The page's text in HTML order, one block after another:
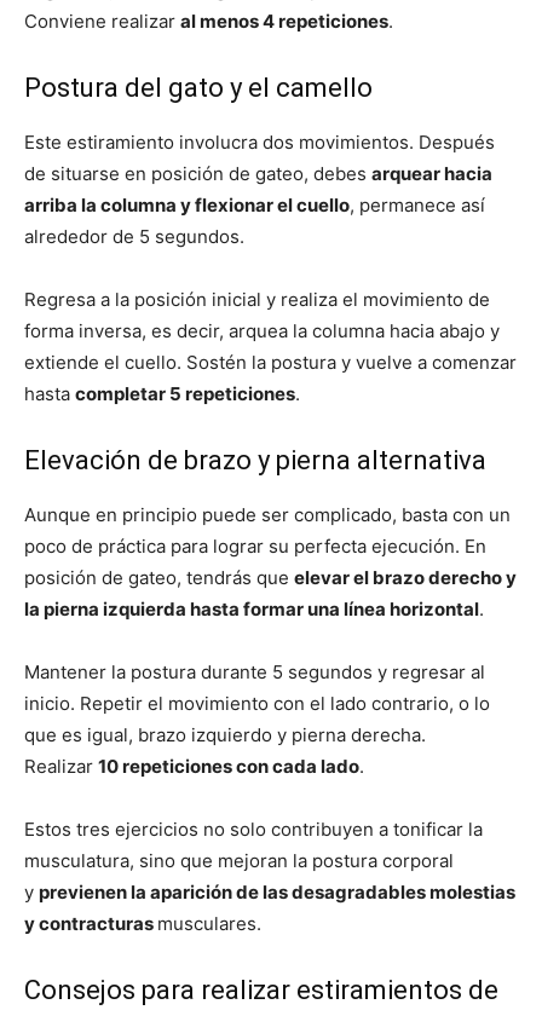
Conviene realizar al menos 4 repeticiones.
Postura del gato y el camello
Este estiramiento involucra dos movimientos. Después
de situarse en posición de gateo, debes arquear hacia
arriba la columna y flexionar el cuello, permanece así
alrededor de 5 segundos.
Regresa a la posición inicial y realiza el movimiento de
forma inversa, es decir, arquea la columna hacia abajo y
extiende el cuello. Sostén la postura y vuelve a comenzar
hasta completar 5 repeticiones.
Elevación de brazo y pierna alternativa
Aunque en principio puede ser complicado, basta con un
poco de práctica para lograr su perfecta ejecución. En
posición de gateo, tendrás que elevar el brazo derecho y
la pierna izquierda hasta formar una línea horizontal.
Mantener la postura durante 5 segundos y regresar al
inicio. Repetir el movimiento con el lado contrario, o lo
que es igual, brazo izquierdo y pierna derecha.
Realizar 10 repeticiones con cada lado.
Estos tres ejercicios no solo contribuyen a tonificar la
musculatura, sino que mejoran la postura corporal
y previenen la aparición de las desagradables molestias
y contracturas musculares.
Consejos para realizar estiramientos de